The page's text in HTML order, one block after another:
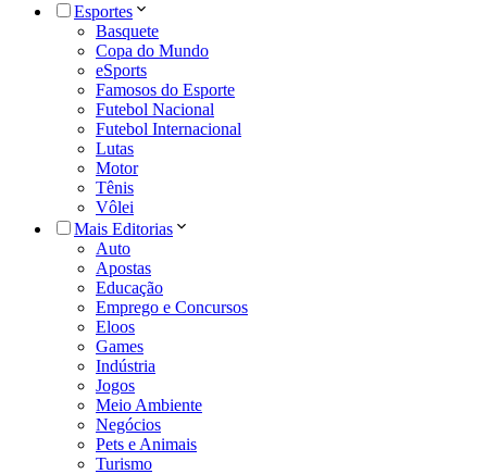
Esportes
Basquete
Copa do Mundo
eSports
Famosos do Esporte
Futebol Nacional
Futebol Internacional
Lutas
Motor
Tênis
Vôlei
Mais Editorias
Auto
Apostas
Educação
Emprego e Concursos
Eloos
Games
Indústria
Jogos
Meio Ambiente
Negócios
Pets e Animais
Turismo